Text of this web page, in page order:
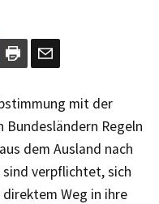
mit der
Bundesländern Regeln
dem Ausland nach
sind verpflichtet, sich
Weg in ihre